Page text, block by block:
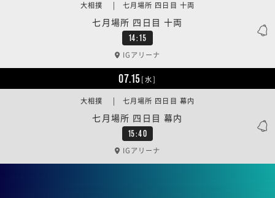
14:15
七月場所 四日目 十両
大相撲 | 七月場所 四日目 十両
IGアリーナ
07.15[水]
15:40
七月場所 四日目 幕内
大相撲 | 七月場所 四日目 幕内
IGアリーナ